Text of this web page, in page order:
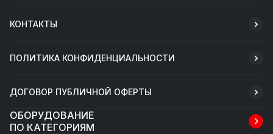
КОНТАКТЫ
ПОЛИТИКА КОНФИДЕНЦИАЛЬНОСТИ
ДОГОВОР ПУБЛИЧНОЙ ОФЕРТЫ
ОБОРУДОВАНИЕ
ПО КАТЕГОРИЯМ